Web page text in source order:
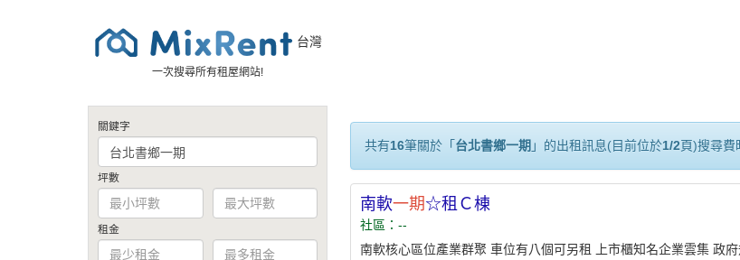
台灣
一次搜尋所有租屋網站!
關鍵字
坪數
租金
共有16筆關於「 台北書鄉一期 」的出租訊息(目前位於1/2頁)搜尋費
南軟一期☆租Ｃ棟
社區：--
南軟核心區位產業群聚 車位有八個可另租 上市櫃知名企業雲集 政